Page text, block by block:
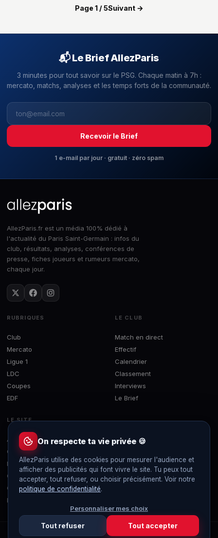
Page 1 / 5Suivant →
📬 Le Brief AllezParis
3 minutes pour tout savoir sur le PSG. Chaque matin à 7h :
mercato, matchs, analyses et les temps forts de la communauté.
Recevoir le Brief
1 e-mail par jour · gratuit · zéro spam
AllezParis.fr est un média 100% dédié à
l'actualité du Paris Saint-Germain : infos du
club, résultats, analyses, conférences de
presse, fiches joueurs et rumeurs mercato,
chaque jour.
RUBRIQUES
Club
Mercato
Ligue 1
LDC
Coupes
EDF
LE CLUB
Match en direct
Effectif
Calendrier
Classement
Interviews
Le Brief
LE SITE
À propos
Contact
Mentions légales
Confidentialité
Gérer les cookies
Flux RSS
© 2019-2026 AllezParis — Tous droits réservés
On respecte ta vie privée 🍪
AllezParis utilise des cookies pour mesurer l'audience et
afficher des publicités qui font vivre le site. Tu peux tout
accepter, tout refuser, ou choisir précisément. Voir notre
politique de confidentialité.
Personnaliser mes choix
Tout refuser Tout accepter